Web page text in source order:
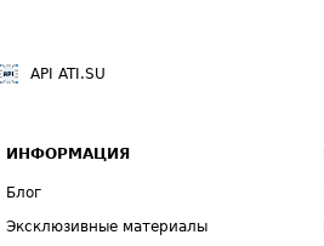
API ATI.SU
ИНФОРМАЦИЯ
Блог
Эксклюзивные материалы